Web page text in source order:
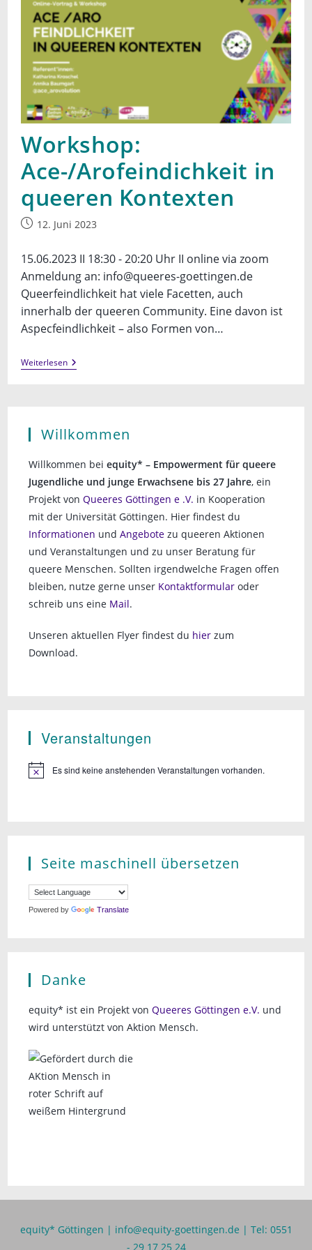
Workshop:
Ace-/Arofeindichkeit in
queeren Kontexten
Beitrag12. Juni 2023
15.06.2023 II 18:30 - 20:20 Uhr II online via zoom
Anmeldung an: info@queeres-goettingen.de
Queerfeindlichkeit hat viele Facetten, auch
innerhalb der queeren Community. Eine davon ist
Aspecfeindlichkeit – also Formen von…
WeiterlesenWorkshop:
Ace-/Arofeindichkeit
Willkommen
Willkommen beiequity* – Empowerment für queere
Jugendliche und junge Erwachsene bis 27 Jahre, ein
Projekt vonQueeres Göttingen e .V. in Kooperation
mit der Universität Göttingen. Hier findest du
Informationen undAngebote zu queeren Aktionen
und Veranstaltungen und zu unser Beratung für
queere Menschen. Sollten irgendwelche Fragen offen
bleiben, nutze gerne unser Kontaktformular oder
schreib uns eine Mail.
Unseren aktuellen Flyer findest du hier zum
Download.
Veranstaltungen
Es sind keine anstehenden Veranstaltungen vorhanden.
Seite maschinell übersetzen
Powered by Translate
Danke
equity* ist ein Projekt vonQueeres Göttingen e.V. und
wird unterstützt von Aktion Mensch.
equity* Göttingen | info@equity-goettingen.de | Tel: 0551
- 29 17 25 24